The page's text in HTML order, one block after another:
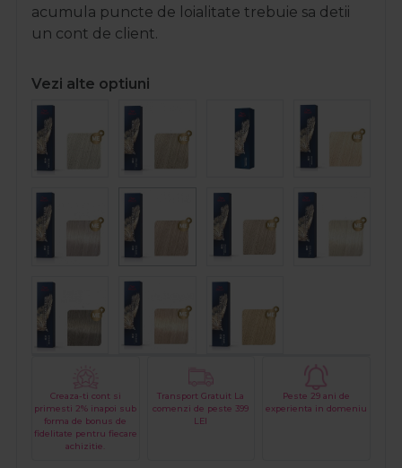
acumula puncte de loialitate trebuie sa detii
un cont de client.
Vezi alte optiuni
Creaza-ti cont si
primesti 2% inapoi sub
forma de bonus de
fidelitate pentru fiecare
achizitie.
Transport Gratuit La
comenzi de peste 399
LEI
Peste 29 ani de
experienta in domeniu